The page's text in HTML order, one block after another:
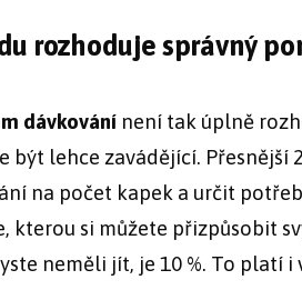
rozhoduje správný
dávkování není tak úplně
být lehce zavádějící.
na počet kapek a určit
kterou si můžete přizpůsobit
neměli jít, je 10 %. To platí